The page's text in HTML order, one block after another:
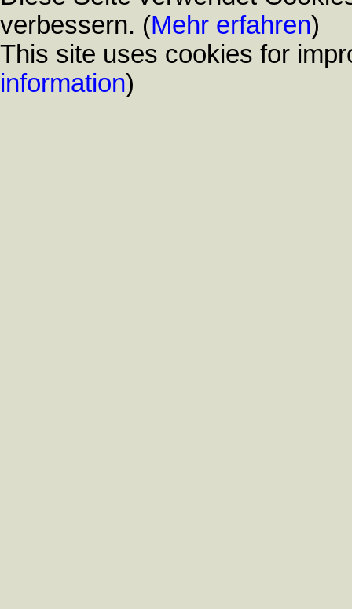
verbessern. (Mehr erfahren)
This site uses cookies for
information)